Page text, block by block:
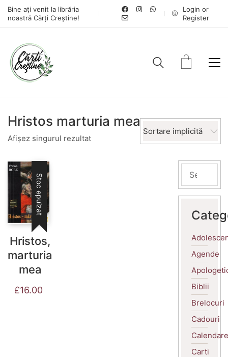
Bine ați venit la librăria
noastră Cărți Creștine!
Login or
Register
Hristos marturia mea
Afișez singurul rezultat
Sortare implicită
Stoc epuizat
Hristos,
marturia
mea
£16.00
Agende
Biblii
Brelocuri
Cadouri
Calendare
Carti